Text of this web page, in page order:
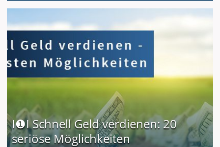
I❶I Schnell Geld verdienen: 20
seriöse Möglichkeiten